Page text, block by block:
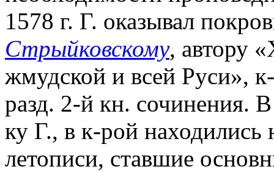
1578 г. Г. оказывал
Стрыйковскому, автору
жмудской и всей Руси»,
разд. 2-й кн. сочинения.
ку Г., в к-рой
летописи, ставшие